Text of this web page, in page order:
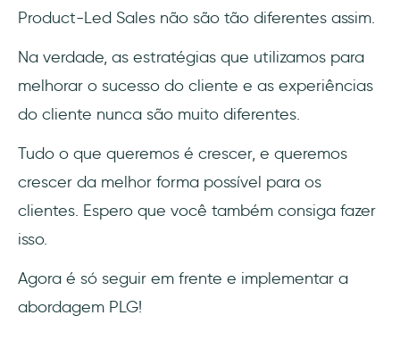
Product-Led Sales não são tão diferentes assim.
Na verdade, as estratégias que utilizamos para
melhorar o sucesso do cliente e as experiências
do cliente nunca são muito diferentes.
Tudo o que queremos é crescer, e queremos
crescer da melhor forma possível para os
clientes. Espero que você também consiga fazer
isso.
Agora é só seguir em frente e implementar a
abordagem PLG!